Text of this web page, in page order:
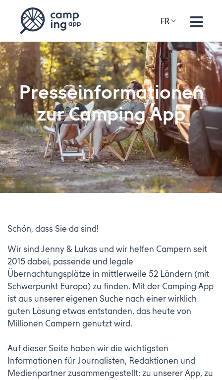
FR
Presseinformationen
zur Camping App
Schön, dass Sie da sind!
Wir sind Jenny & Lukas und wir helfen Campern seit
2015 dabei, passende und legale
Übernachtungsplätze in mittlerweile 52 Ländern (mit
Schwerpunkt Europa) zu finden. Mit der Camping App
ist aus unserer eigenen Suche nach einer wirklich
guten Lösung etwas entstanden, das heute von
Millionen Campern genutzt wird.
Auf dieser Seite haben wir die wichtigsten
Informationen für Journalisten, Redaktionen und
Medienpartner zusammengestellt: zu unserer App, zu